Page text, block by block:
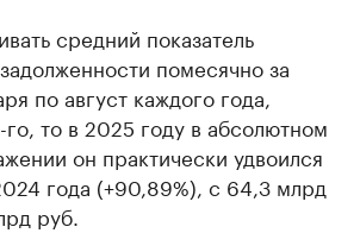
средний показатель
помесячно за
по август каждого года,
то в 2025 году в абсолютном
он практически удвоился
года (+90,89%), с 64,3 млрд
руб.